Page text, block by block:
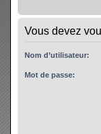
Vous devez
Nom d’utilisateur:
Mot de passe: